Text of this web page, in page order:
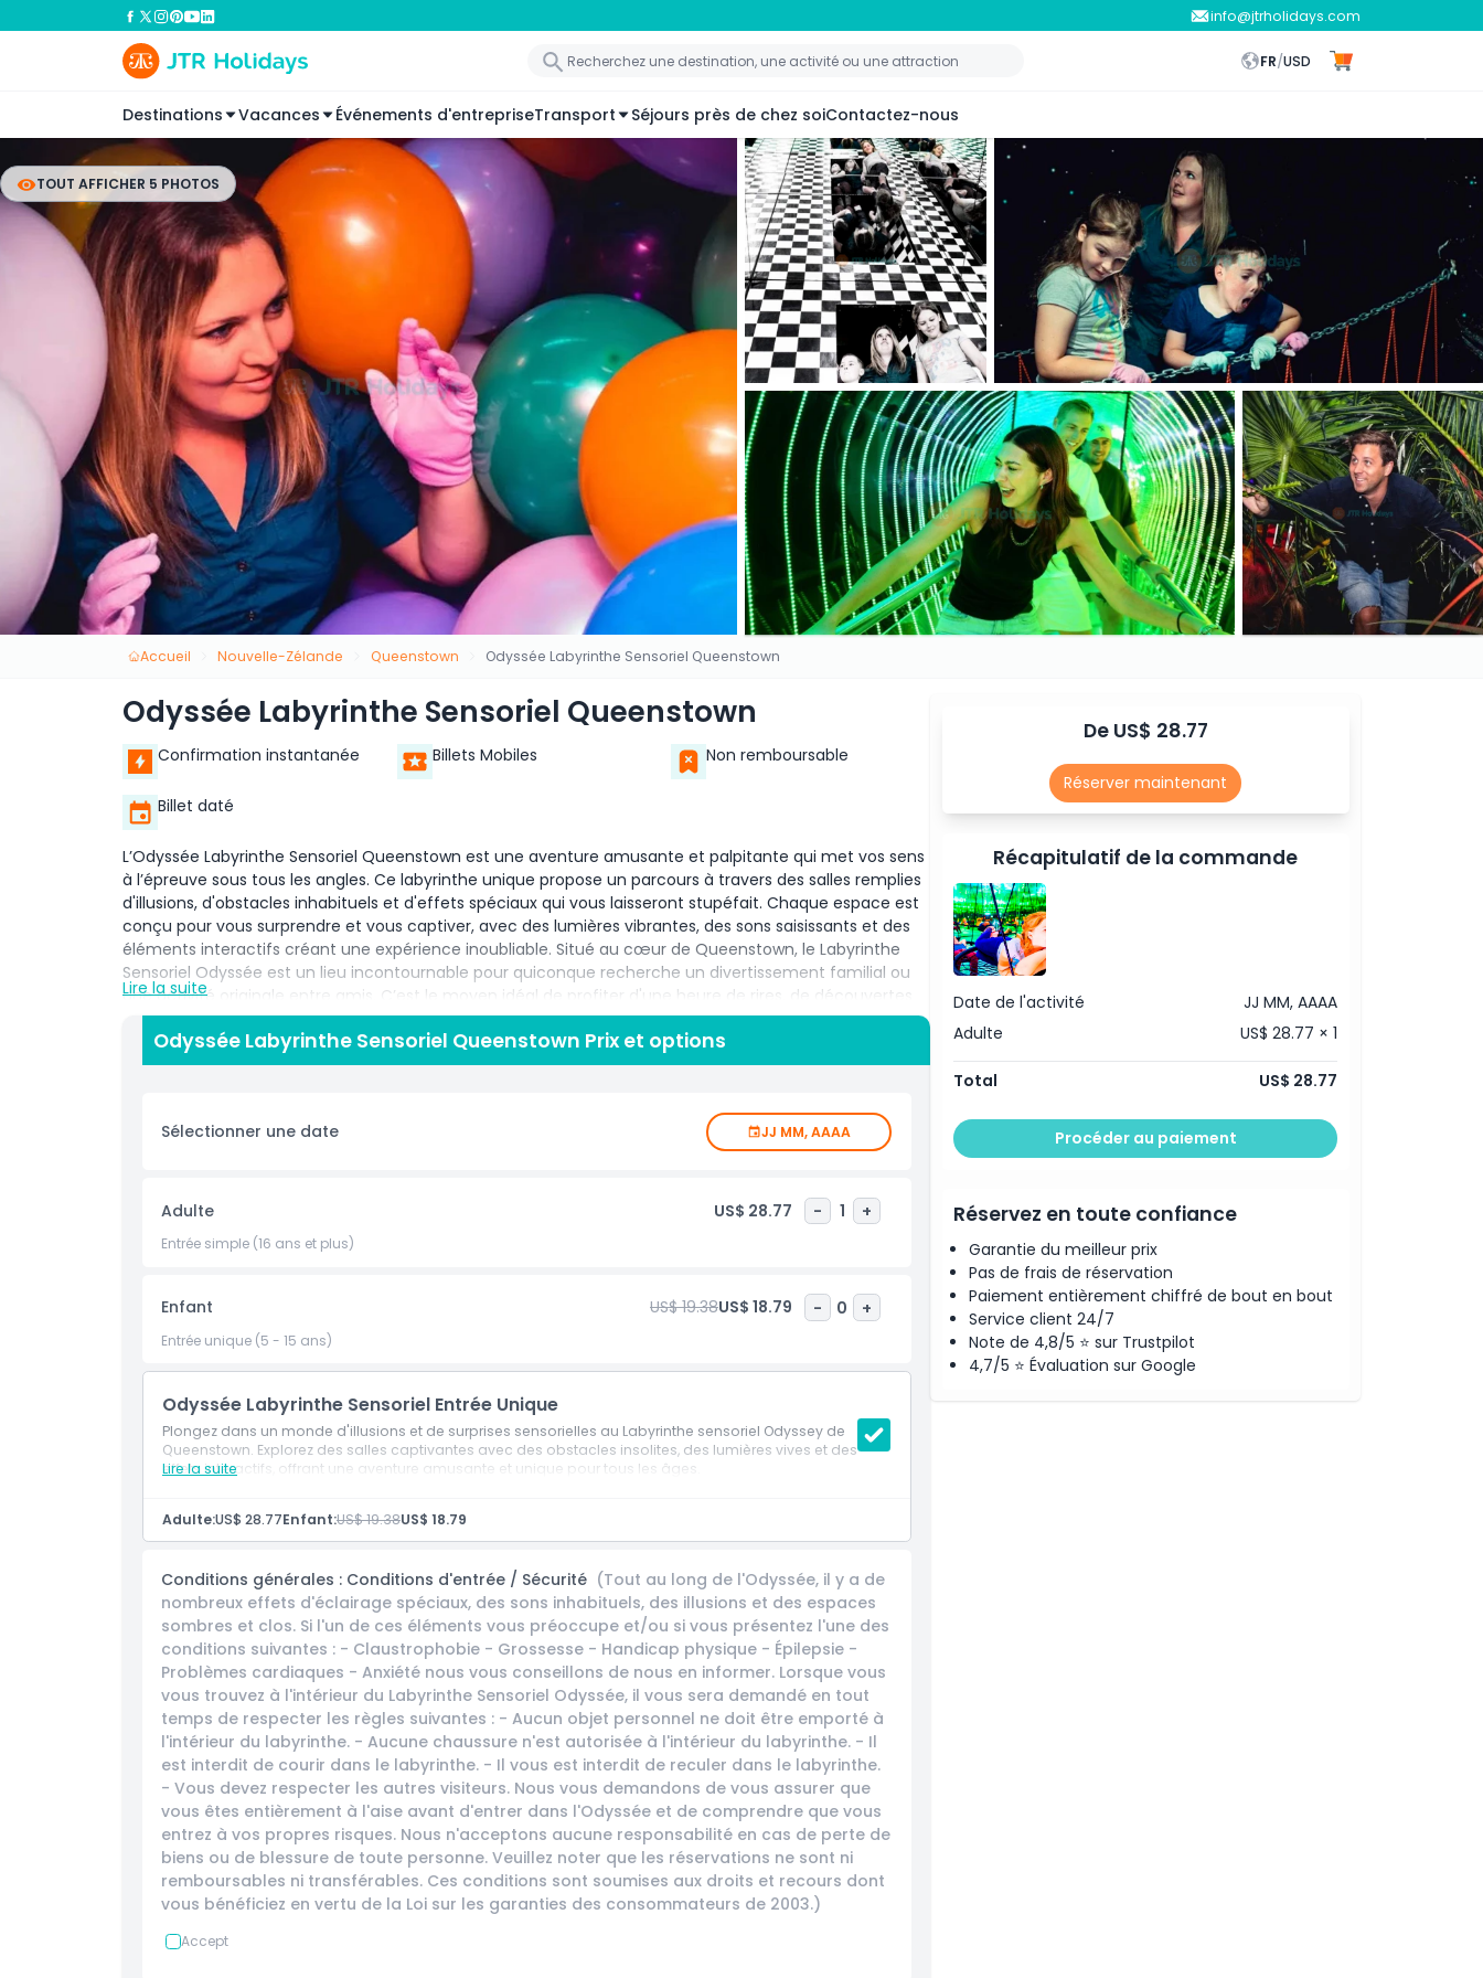
info@jtrholidays.com
FR/USD
Destinations Vacances Événements d'entrepriseTransport Séjours près de chez soiContactez-nous
TOUT AFFICHER 5 PHOTOS
Accueil Nouvelle-Zélande Queenstown Odyssée Labyrinthe Sensoriel Queenstown
Odyssée Labyrinthe Sensoriel Queenstown
Confirmation instantanée Billets Mobiles Non remboursable
Billet daté
L’Odyssée Labyrinthe Sensoriel Queenstown est une aventure amusante et palpitante qui met vos sens
à l’épreuve sous tous les angles. Ce labyrinthe unique propose un parcours à travers des salles remplies
d'illusions, d'obstacles inhabituels et d'effets spéciaux qui vous laisseront stupéfait. Chaque espace est
conçu pour vous surprendre et vous captiver, avec des lumières vibrantes, des sons saisissants et des
éléments interactifs créant une expérience inoubliable. Situé au cœur de Queenstown, le Labyrinthe
Sensoriel Odyssée est un lieu incontournable pour quiconque recherche un divertissement familial ou
une activité originale entre amis. C’est le moyen idéal de profiter d'une heure de rires, de découvertes
et d'émotions dans l'une des destinations les plus prisées de la Nouvelle-Zélande.
Politique enfant/adulte
Heures d'ouverture
À savoir
Emplacement
Comment échanger
Politique d'annulation
Lire la suite
Odyssée Labyrinthe Sensoriel Queenstown Prix et options
Sélectionner une date JJ MM, AAAA
Adulte US$ 28.77 - 1 +
Entrée simple (16 ans et plus)
Enfant US$ 19.38US$ 18.79 - 0 +
Entrée unique (5 - 15 ans)
Odyssée Labyrinthe Sensoriel Entrée Unique
Plongez dans un monde d'illusions et de surprises sensorielles au Labyrinthe sensoriel Odyssey de
Queenstown. Explorez des salles captivantes avec des obstacles insolites, des lumières vives et des
effets interactifs, offrant une aventure amusante et unique pour tous les âges.
Lire la suite
Adulte:US$ 28.77Enfant:US$ 19.38US$ 18.79
Conditions générales : Conditions d'entrée / Sécurité (Tout au long de l'Odyssée, il y a de
nombreux effets d'éclairage spéciaux, des sons inhabituels, des illusions et des espaces
sombres et clos. Si l'un de ces éléments vous préoccupe et/ou si vous présentez l'une des
conditions suivantes : - Claustrophobie - Grossesse - Handicap physique - Épilepsie -
Problèmes cardiaques - Anxiété nous vous conseillons de nous en informer. Lorsque vous
vous trouvez à l'intérieur du Labyrinthe Sensoriel Odyssée, il vous sera demandé en tout
temps de respecter les règles suivantes : - Aucun objet personnel ne doit être emporté à
l'intérieur du labyrinthe. - Aucune chaussure n'est autorisée à l'intérieur du labyrinthe. - Il
est interdit de courir dans le labyrinthe. - Il vous est interdit de reculer dans le labyrinthe.
- Vous devez respecter les autres visiteurs. Nous vous demandons de vous assurer que
vous êtes entièrement à l'aise avant d'entrer dans l'Odyssée et de comprendre que vous
entrez à vos propres risques. Nous n'acceptons aucune responsabilité en cas de perte de
biens ou de blessure de toute personne. Veuillez noter que les réservations ne sont ni
remboursables ni transférables. Ces conditions sont soumises aux droits et recours dont
vous bénéficiez en vertu de la Loi sur les garanties des consommateurs de 2003.)
Accept
De US$ 28.77
Réserver maintenant
Récapitulatif de la commande
Date de l'activité
JJ MM, AAAA
Adulte
US$ 28.77 × 1
Total US$ 28.77
Procéder au paiement
Réservez en toute confiance
Garantie du meilleur prix
Pas de frais de réservation
Paiement entièrement chiffré de bout en bout
Service client 24/7
Note de 4,8/5 ⭐ sur Trustpilot
4,7/5 ⭐ Évaluation sur Google